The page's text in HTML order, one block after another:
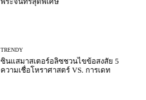
พระจันทร์สุดพิเศษ
TRENDY
ซินแสมาสเตอร์อลิซชวนไขข้อสงสัย 5
ความเชื่อโหราศาสตร์ VS. การเดท